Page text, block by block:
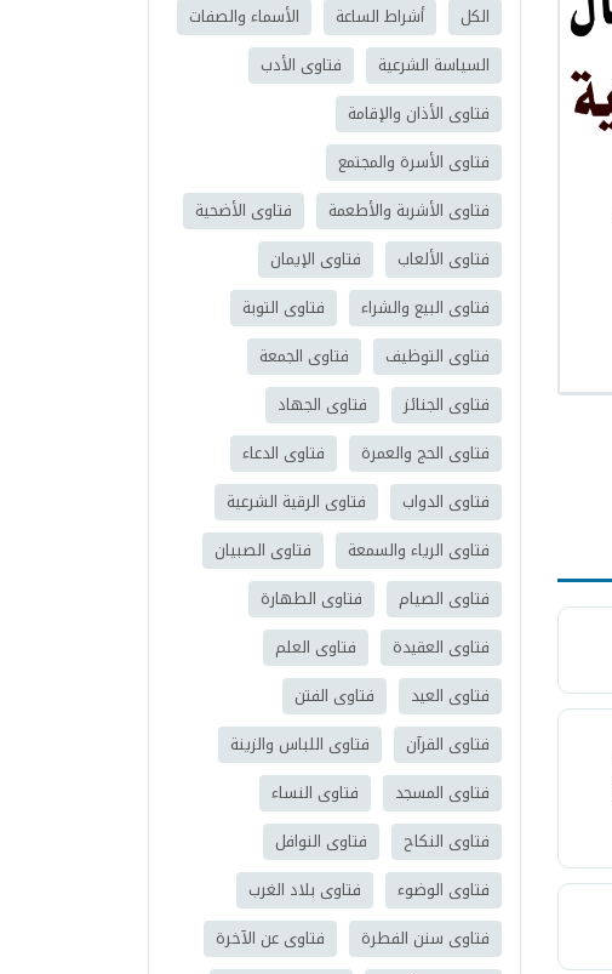
الكل أشراط الساعة
الأسماء والصفات
السياسة الشرعية
فتاوى الأدب
فتاوى الأذان والإقامة
فتاوى الأسرة والمجتمع
فتاوى الأشربة والأطعمة
فتاوى الأضحية
فتاوى الألعاب
فتاوى الإيمان
فتاوى البيع والشراء
فتاوى التوبة
فتاوى التوظيف
فتاوى الجمعة
فتاوى الجنائز
فتاوى الجهاد
فتاوى الحج والعمرة
فتاوى الدعاء
فتاوى الدواب
فتاوى الرقية الشرعية
فتاوى الرياء والسمعة
فتاوى الصبيان
فتاوى الصيام
فتاوى الطهارة
فتاوى العقيدة
فتاوى العلم
فتاوى العيد
فتاوى الفتن
فتاوى القرآن
فتاوى اللباس والزينة
فتاوى المسجد
فتاوى النساء
فتاوى النكاح
فتاوى النوافل
فتاوى الوضوء
فتاوى بلاد الغرب
فتاوى سنن الفطرة
فتاوى عن الآخرة